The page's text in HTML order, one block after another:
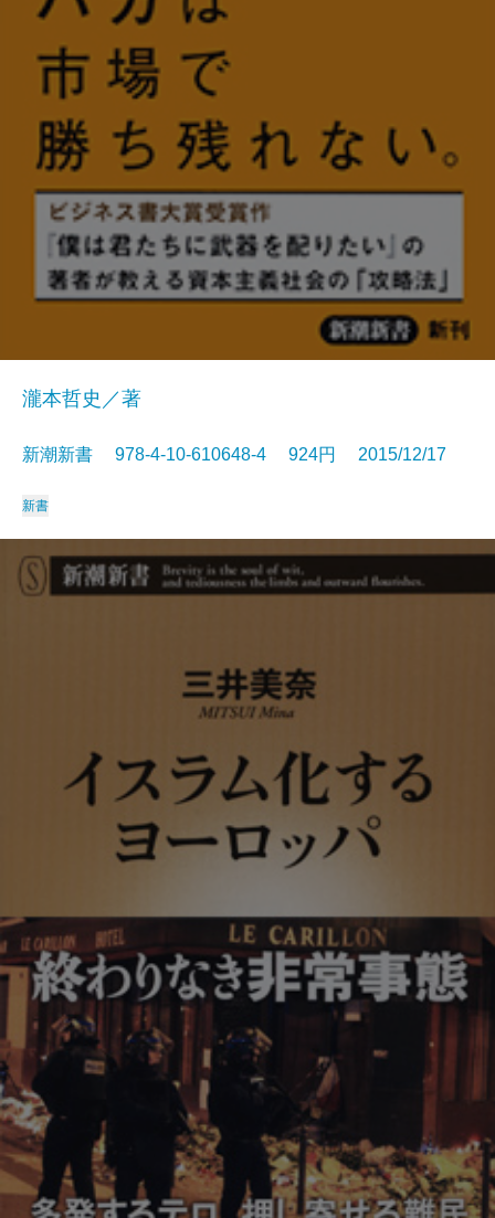
瀧本哲史／著
新潮新書 978-4-10-610648-4 924円 2015/12/17
新書